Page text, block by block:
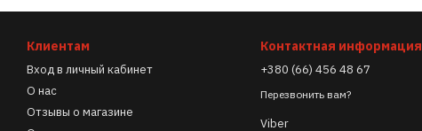
Клиентам
Вход в личный кабинет
О нас
Отзывы о магазине
Контактная информация
+380 (66) 456 48 67
Перезвонить вам?
Viber